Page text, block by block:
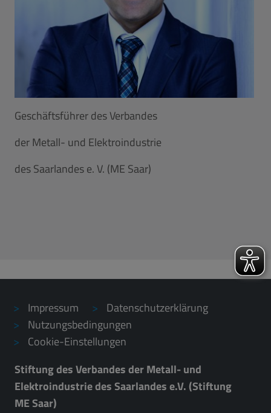
Geschäftsführer des Verbandes
der Metall- und Elektroindustrie
des Saarlandes e. V. (ME Saar)
Impressum
Datenschutzerklärung
Nutzungsbedingungen
Cookie-Einstellungen
Stiftung des Verbandes der Metall- und
Elektroindustrie des Saarlandes e.V. (Stiftung
ME Saar)